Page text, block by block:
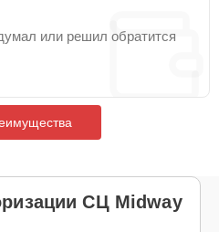
или решил обратится
СЦ Midway